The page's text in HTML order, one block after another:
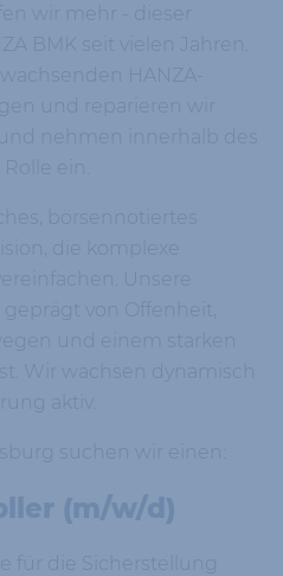
wir mehr - dieser
BMK seit vielen Jahren.
und reparieren wir
nehmen innerhalb des
ein.
Unsere
von Offenheit,
und einem starken
Wir wachsen dynamisch
aktiv.
suchen wir einen:
(m/w/d)
für die Sicherstellung